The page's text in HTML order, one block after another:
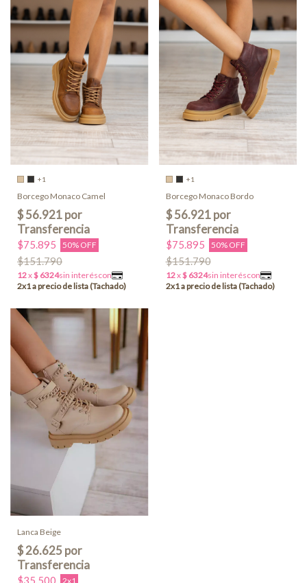
+1
Borcego Monaco Camel
$75.895 50% OFF
$151.790
+1
Borcego Monaco Bordo
$75.895 50% OFF
$151.790
Lanca Beige
$35.500 2x1